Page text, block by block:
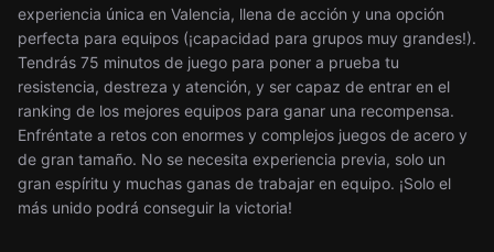
experiencia única en Valencia, llena de acción y una opción
perfecta para equipos (¡capacidad para grupos muy grandes!).
Tendrás 75 minutos de juego para poner a prueba tu
resistencia, destreza y atención, y ser capaz de entrar en el
ranking de los mejores equipos para ganar una recompensa.
Enfréntate a retos con enormes y complejos juegos de acero y
de gran tamaño. No se necesita experiencia previa, solo un
gran espíritu y muchas ganas de trabajar en equipo. ¡Solo el
más unido podrá conseguir la victoria!